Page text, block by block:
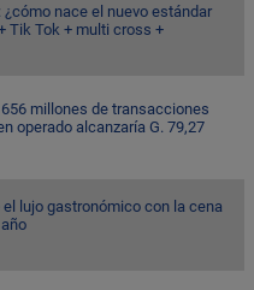
nace el nuevo estándar
Tik Tok + multi cross +
millones de transacciones
operado alcanzaría G. 79,27
lujo gastronómico con la cena